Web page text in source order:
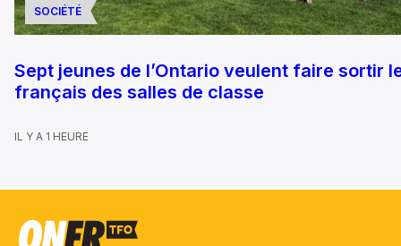
SOCIÉTÉ
Sept jeunes de l’Ontario veulent faire sortir
français des salles de classe
IL Y A 1 HEURE